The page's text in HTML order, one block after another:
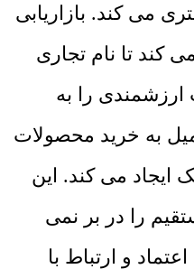
می کند. بازاریابی
کند تا نام تجاری
ارزشمندی را به
به خرید محصولات
ایجاد می کند. این
را در بر نمی
و ارتباط با